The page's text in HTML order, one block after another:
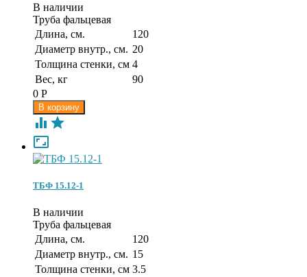
В наличии
Труба фальцевая
Длина, см.
120
Диаметр внутр., см. 20
Толщина стенки, см 4
Вес, кг
90
0 Р
 

ТБФ 15.12-1
В наличии
Труба фальцевая
Длина, см.
120
Диаметр внутр., см. 15
Толщина стенки, см 3.5